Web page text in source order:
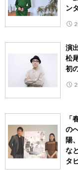
ン
演
松
初
「
の
陽
な
タ